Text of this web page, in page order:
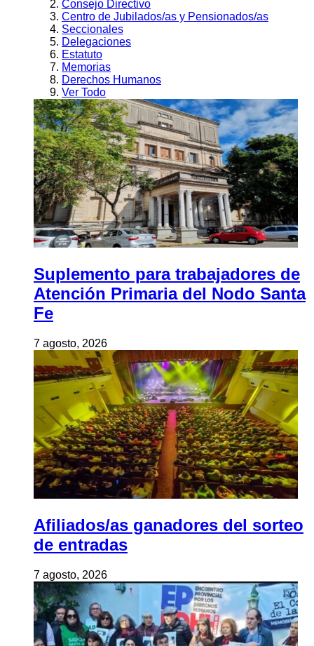
Consejo Directivo
Centro de Jubilados/as y Pensionados/as
Seccionales
Delegaciones
Estatuto
Memorias
Derechos Humanos
Ver Todo
Suplemento para trabajadores de
Atención Primaria del Nodo Santa
Fe
7 agosto, 2026
Afiliados/as ganadores del sorteo
de entradas
7 agosto, 2026